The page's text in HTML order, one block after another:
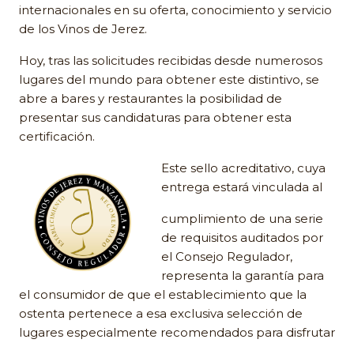
internacionales en su oferta, conocimiento y servicio
de los Vinos de Jerez.
Hoy, tras las solicitudes recibidas desde numerosos
lugares del mundo para obtener este distintivo, se
abre a bares y restaurantes la posibilidad de
presentar sus candidaturas para obtener esta
certificación.
Este sello acreditativo, cuya
entrega estará vinculada al
cumplimiento de una serie
de requisitos auditados por
el Consejo Regulador,
representa la garantía para
el consumidor de que el establecimiento que la
ostenta pertenece a esa exclusiva selección de
lugares especialmente recomendados para disfrutar